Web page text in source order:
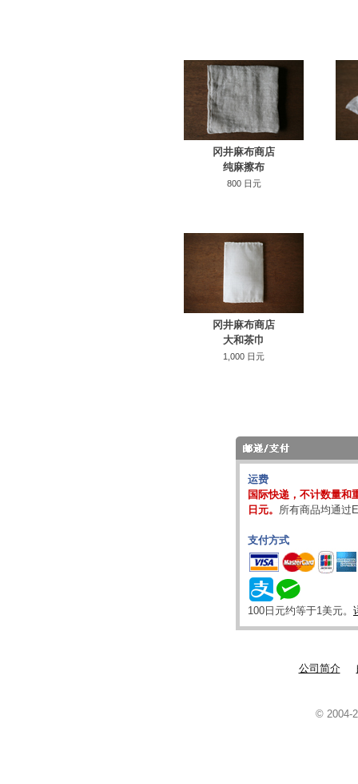
冈井麻布商店
纯麻擦布
800 日元
冈井麻布商店
大和茶巾
1,000 日元
运费
国际快递，不计数量和
日元。 所有商品均通过
支付方式
100日元约等于1美元。
公司简介
© 2004-